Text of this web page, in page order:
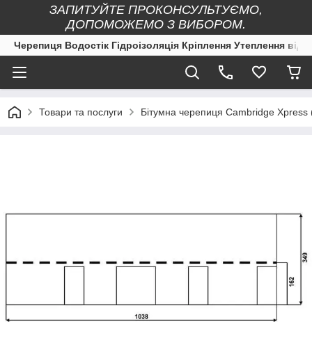
ЗАПИТУЙТЕ ПРОКОНСУЛЬТУЄМО,
ДОПОМОЖЕМО З ВИБОРОМ.
Черепиця Водостік Гідроізоляція Кріплення Утеплення
Товари та послуги Бітумна черепиця Cambridge